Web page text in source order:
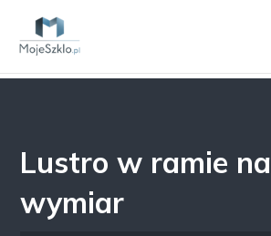
Lustro w ramie na
wymiar